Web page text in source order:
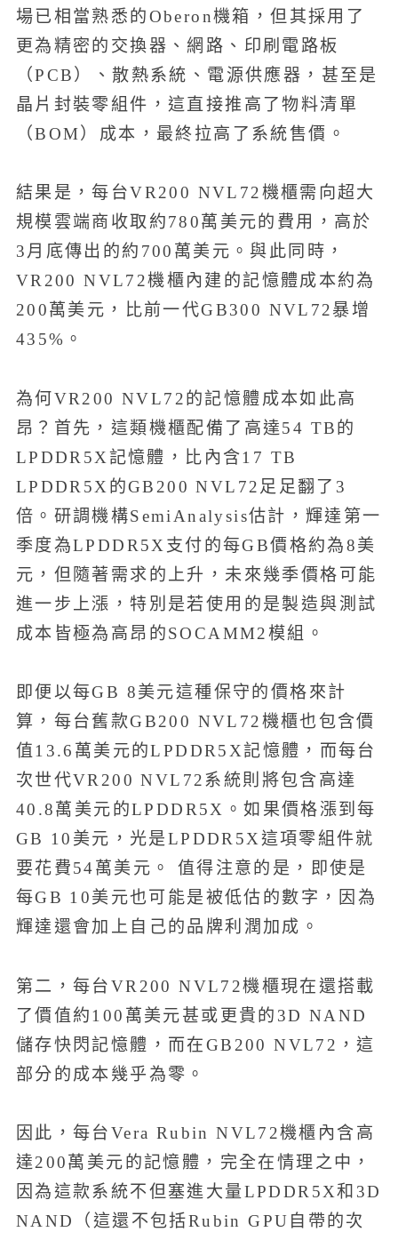
場已相當熟悉的Oberon機箱，但其採用了
更為精密的交換器、網路、印刷電路板
（PCB）、散熱系統、電源供應器，甚至是
晶片封裝零組件，這直接推高了物料清單
（BOM）成本，最終拉高了系統售價。
結果是，每台VR200 NVL72機櫃需向超大
規模雲端商收取約780萬美元的費用，高於
3月底傳出的約700萬美元。與此同時，
VR200 NVL72機櫃內建的記憶體成本約為
200萬美元，比前一代GB300 NVL72暴增
435%。
為何VR200 NVL72的記憶體成本如此高
昂？首先，這類機櫃配備了高達54 TB的
LPDDR5X記憶體，比內含17 TB
LPDDR5X的GB200 NVL72足足翻了3
倍。研調機構SemiAnalysis估計，輝達第一
季度為LPDDR5X支付的每GB價格約為8美
元，但隨著需求的上升，未來幾季價格可能
進一步上漲，特別是若使用的是製造與測試
成本皆極為高昂的SOCAMM2模組。
即便以每GB 8美元這種保守的價格來計
算，每台舊款GB200 NVL72機櫃也包含價
值13.6萬美元的LPDDR5X記憶體，而每台
次世代VR200 NVL72系統則將包含高達
40.8萬美元的LPDDR5X。如果價格漲到每
GB 10美元，光是LPDDR5X這項零組件就
要花費54萬美元。 值得注意的是，即使是
每GB 10美元也可能是被低估的數字，因為
輝達還會加上自己的品牌利潤加成。
第二，每台VR200 NVL72機櫃現在還搭載
了價值約100萬美元甚或更貴的3D NAND
儲存快閃記憶體，而在GB200 NVL72，這
部分的成本幾乎為零。
因此，每台Vera Rubin NVL72機櫃內含高
達200萬美元的記憶體，完全在情理之中，
因為這款系統不但塞進大量LPDDR5X和3D
NAND（這還不包括Rubin GPU自帶的次